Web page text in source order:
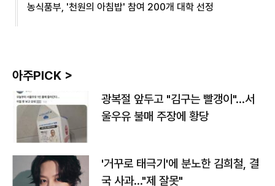
농식품부, '천원의 아침밥' 참여 200개 대학 선정
아주PICK >
광복절 앞두고 "김구는 빨갱이"…서
울우유 불매 주장에 황당
'거꾸로 태극기'에 분노한 김희철, 결
국 사과…"제 잘못"